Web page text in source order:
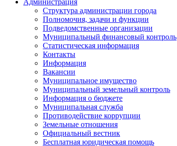
Администрация
Структура администрации города
Полномочия, задачи и функции
Подведомственные организации
Муниципальный финансовый контроль
Статистическая информация
Контакты
Информация
Вакансии
Муниципальное имущество
Муниципальный земельный контроль
Информация о бюджете
Муниципальная служба
Противодействие коррупции
Земельные отношения
Официальный вестник
Бесплатная юридическая помощь